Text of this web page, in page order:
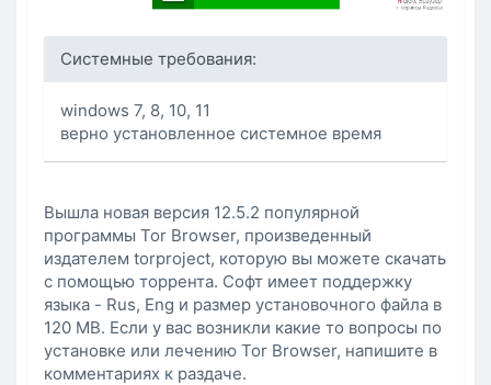
Системные требования:
windows 7, 8, 10, 11
верно установленное системное время
Вышла новая версия 12.5.2 популярной
программы Tor Browser, произведенный
издателем torproject, которую вы можете скачать
с помощью торрента. Софт имеет поддержку
языка - Rus, Eng и размер установочного файла в
120 MB. Если у вас возникли какие то вопросы по
установке или лечению Tor Browser, напишите в
комментариях к раздаче.